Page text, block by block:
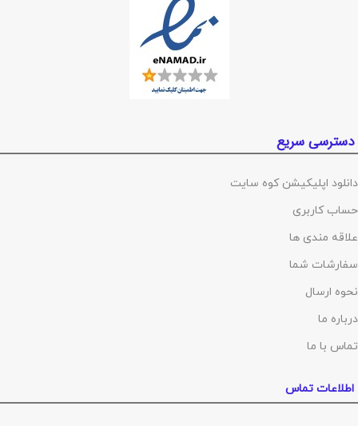
دسترسی سریع
دانلود اپلیکیشن کوه سایت
حساب کاربری
علاقه مندی ها
سفارشات شما
نحوه ارسال
درباره ما
تماس با ما
اطلاعات تماس